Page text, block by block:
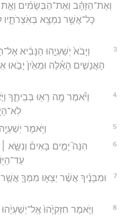
וְאֶת־הַזָּהָ֨ב וְאֶת־הַבְּשָׂמִ֜ים וְאֵ֣ת
כָּל־אֲשֶׁ֥ר נִמְצָ֖א בְּאֹֽצְרֹתָ֑יו
3
וַיָּבֹא֙ יְשַׁעְיָ֣הוּ הַנָּבִ֔יא
הָאֲנָשִׁ֣ים הָאֵ֗לֶּה וּמֵאַ֙יִן֙ יָבֹ֣אוּ
4
וַיֹּ֕אמֶר מָ֥ה רָא֖וּ בְּבֵיתֶ֑ךָ
5 וַיֹּ֥אמֶר
6
הִנֵּה֮ יָמִ֣ים בָּאִים֒ וְנִשָּׂ֣א
7
וּמִבָּנֶ֜יךָ אֲשֶׁ֨ר יֵצְא֧וּ מִמְּךָ֛ אֲשֶׁ֥ר
8
וַיֹּ֤אמֶר חִזְקִיָּ֙הוּ֙